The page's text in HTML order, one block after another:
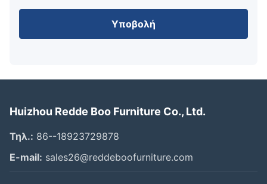
Υποβολή
Huizhou Redde Boo Furniture Co., Ltd.
Τηλ.: 86--18923729878
E-mail: sales26@reddeboofurniture.com